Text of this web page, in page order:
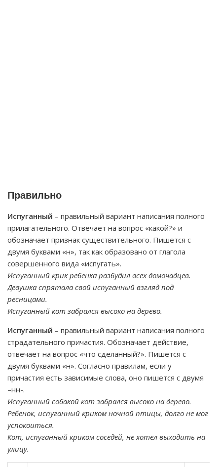
Правильно
Испуганный – правильный вариант написания полного
прилагательного. Отвечает на вопрос «какой?» и
обозначает признак существительного. Пишется с
двумя буквами «н», так как образовано от глагола
совершенного вида «испугать».
Испуганный крик ребенка разбудил всех домочадцев.
Девушка спрятала свой испуганный взгляд под
ресницами.
Испуганный кот забрался высоко на дерево.
Испуганный – правильный вариант написания полного
страдательного причастия. Обозначает действие,
отвечает на вопрос «что сделанный?». Пишется с
двумя буквами «н». Согласно правилам, если у
причастия есть зависимые слова, оно пишется с двумя
–нн-.
Испуганный собакой кот забрался высоко на дерево.
Ребенок, испуганный криком ночной птицы, долго не мог
успокоиться.
Кот, испуганный криком соседей, не хотел выходить на
улицу.